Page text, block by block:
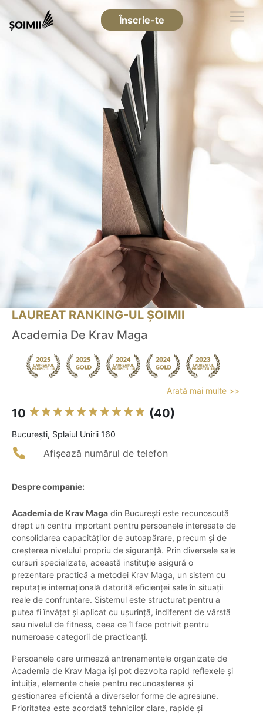
Înscrie-te
LAUREAT RANKING-UL ȘOIMII
Academia De Krav Maga
Arată mai multe >>
10 (40)
Bucureşti, Splaiul Unirii 160
Afișează numărul de telefon
Despre companie:
Academia de Krav Maga din București este recunoscută
drept un centru important pentru persoanele interesate de
consolidarea capacităților de autoapărare, precum și de
creșterea nivelului propriu de siguranță. Prin diversele sale
cursuri specializate, această instituție asigură o
prezentare practică a metodei Krav Maga, un sistem cu
reputație internațională datorită eficienței sale în situații
reale de confruntare. Sistemul este structurat pentru a
putea fi învățat și aplicat cu ușurință, indiferent de vârstă
sau nivelul de fitness, ceea ce îl face potrivit pentru
numeroase categorii de practicanți.
Persoanele care urmează antrenamentele organizate de
Academia de Krav Maga își pot dezvolta rapid reflexele și
intuiția, elemente cheie pentru recunoașterea și
gestionarea eficientă a diverselor forme de agresiune.
Prioritatea este acordată tehnicilor clare, rapide și